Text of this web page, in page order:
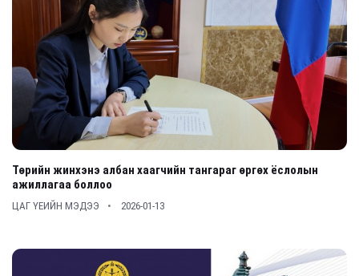
Төрийн жинхэнэ албан хаагчийн тангараг өргөх ёслолын
ажиллагаа боллоо
ЦАГ ҮЕИЙН МЭДЭЭ 2026-01-13